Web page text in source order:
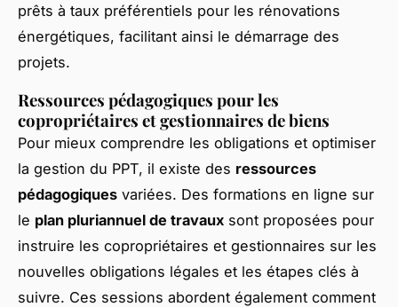
prêts à taux préférentiels pour les rénovations
énergétiques, facilitant ainsi le démarrage des
projets.
Ressources pédagogiques pour les
copropriétaires et gestionnaires de biens
Pour mieux comprendre les obligations et optimiser
la gestion du PPT, il existe des ressources
pédagogiques variées. Des formations en ligne sur
le plan pluriannuel de travaux sont proposées pour
instruire les copropriétaires et gestionnaires sur les
nouvelles obligations légales et les étapes clés à
suivre. Ces sessions abordent également comment